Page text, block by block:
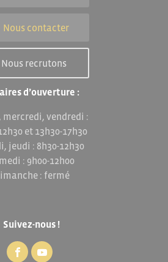
Nous contacter
Nous recrutons
d’ouverture :
mercredi, vendredi :
et 13h30-17h30
jeudi : 8h30-12h30
: 9h00-12h00
: fermé
Suivez-nous !